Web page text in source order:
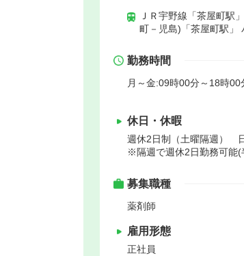
ＪＲ宇野線「茶屋町駅
町－児島)「茶屋町駅」
勤務時間
月～金:09時00分～18時
休日・休暇
週休2日制（土曜隔週
※隔週で週休2日勤務可能(
募集職種
薬剤師
雇用形態
正社員